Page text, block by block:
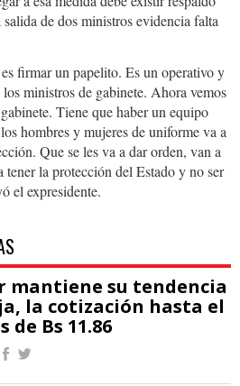
de dos ministros evidencia falta
firmar un papelito. Es un operativo y
ministros de gabinete. Ahora vemos
Tiene que haber un equipo
hombres y mujeres de uniforme va a
Que se les va a dar orden, van a
tener la protección del Estado y no ser
el expresidente.
mantiene su tendencia
la cotización hasta el
de Bs 11.86